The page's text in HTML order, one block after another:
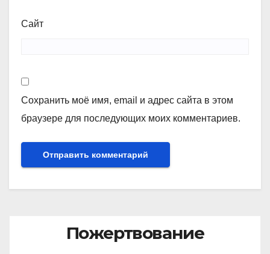
Сайт
Сохранить моё имя, email и адрес сайта в этом
браузере для последующих моих комментариев.
Пожертвование